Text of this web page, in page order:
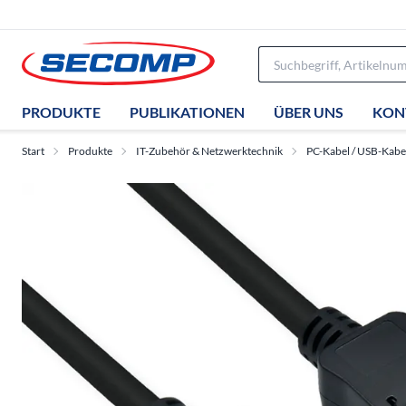
PRODUKTE PUBLIKATIONEN ÜBER UNS
Start Produkte IT-Zubehör & Netzwerktechnik PC-Kabel / USB-